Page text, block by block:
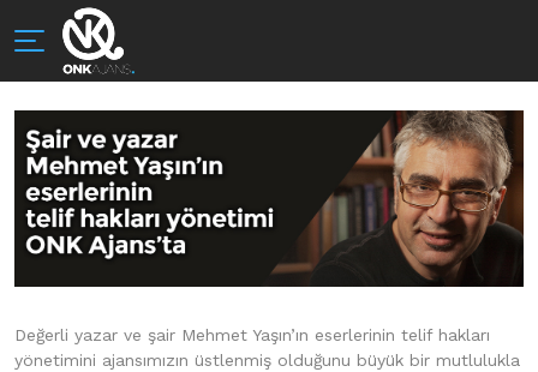
Değerli yazar ve şair Mehmet Yaşın’ın eserlerinin telif hakları
yönetimini ajansımızın üstlenmiş olduğunu büyük bir mutlulukla